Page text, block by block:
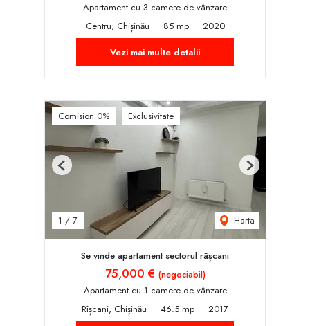
Apartament cu 3 camere de vânzare
Centru, Chișinău
85 mp
2020
Vezi mai multe detalii
Comision 0% Exclusivitate
1 / 7 Harta
Previous Next
Se vinde apartament sectorul râșcani
75,000 € (negociabil)
Apartament cu 1 camere de vânzare
Rîșcani, Chișinău
46.5 mp
2017